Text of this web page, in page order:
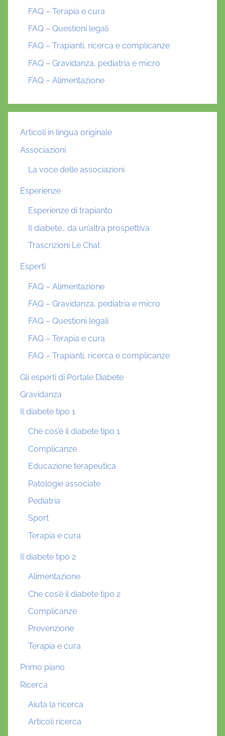
FAQ – Terapia e cura
FAQ – Questioni legali
FAQ – Trapianti, ricerca e complicanze
FAQ – Gravidanza, pediatria e micro
FAQ – Alimentazione
Articoli in lingua originale
Associazioni
La voce delle associazioni
Esperienze
Esperienze di trapianto
Il diabete… da un’altra prospettiva
Trascrizioni Le Chat
Esperti
FAQ – Alimentazione
FAQ – Gravidanza, pediatria e micro
FAQ – Questioni legali
FAQ – Terapia e cura
FAQ – Trapianti, ricerca e complicanze
Gli esperti di Portale Diabete
Gravidanza
Il diabete tipo 1
Che cos’è il diabete tipo 1
Complicanze
Educazione terapeutica
Patologie associate
Pediatria
Sport
Terapia e cura
Il diabete tipo 2
Alimentazione
Che cos’è il diabete tipo 2
Complicanze
Prevenzione
Terapia e cura
Primo piano
Ricerca
Aiuta la ricerca
Articoli ricerca